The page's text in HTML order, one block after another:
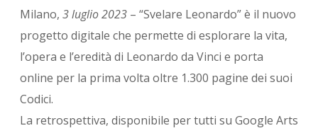
Milano, 3 luglio 2023– “Svelare Leonardo” è il nuovo
progetto digitale che permette di esplorare la vita,
l’opera e l’eredità di Leonardo da Vinci e porta
online per la prima volta oltre 1.300 pagine dei suoi
Codici.
La retrospettiva, disponibile per tutti su Google Arts